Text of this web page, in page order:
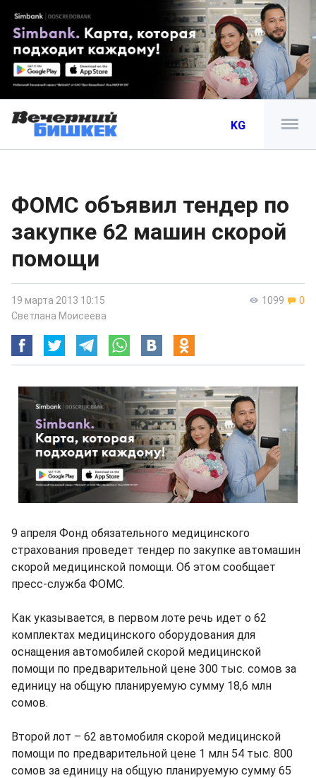
KG
ФОМС объявил тендер по
закупке 62 машин скорой
помощи
1099 0
19 марта 2013 10:15
Светлана Моисеева
9 апреля Фонд обязательного медицинского
страхования проведет тендер по закупке автомашин
скорой медицинской помощи. Об этом сообщает
пресс-служба ФОМС.
Как указывается, в первом лоте речь идет о 62
комплектах медицинского оборудования для
оснащения автомобилей скорой медицинской
помощи по предварительной цене 300 тыс. сомов за
единицу на общую планируемую сумму 18,6 млн
сомов.
Второй лот – 62 автомобиля скорой медицинской
помощи по предварительной цене 1 млн 54 тыс. 800
сомов за единицу на общую планируемую сумму 65